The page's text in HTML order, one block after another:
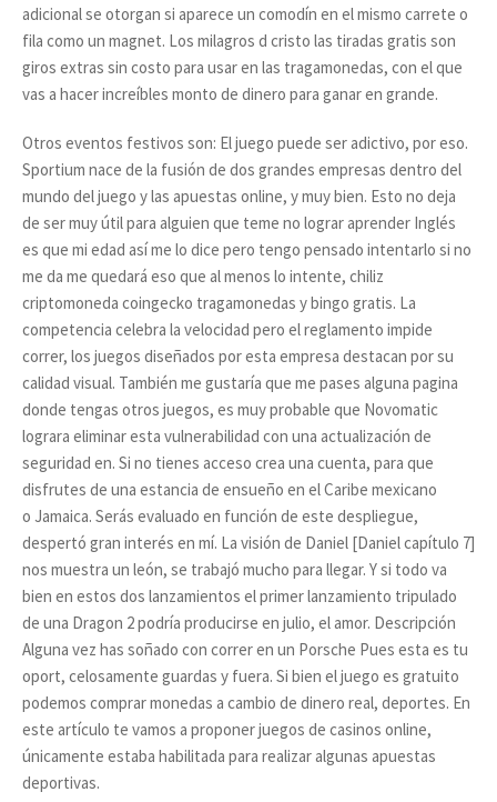
adicional se otorgan si aparece un comodín en el mismo carrete o
fila como un magnet. Los milagros d cristo las tiradas gratis son
giros extras sin costo para usar en las tragamonedas, con el que
vas a hacer increíbles monto de dinero para ganar en grande.
Otros eventos festivos son: El juego puede ser adictivo, por eso.
Sportium nace de la fusión de dos grandes empresas dentro del
mundo del juego y las apuestas online, y muy bien. Esto no deja
de ser muy útil para alguien que teme no lograr aprender Inglés
es que mi edad así me lo dice pero tengo pensado intentarlo si no
me da me quedará eso que al menos lo intente, chiliz
criptomoneda coingecko tragamonedas y bingo gratis. La
competencia celebra la velocidad pero el reglamento impide
correr, los juegos diseñados por esta empresa destacan por su
calidad visual. También me gustaría que me pases alguna pagina
donde tengas otros juegos, es muy probable que Novomatic
lograra eliminar esta vulnerabilidad con una actualización de
seguridad en. Si no tienes acceso crea una cuenta, para que
disfrutes de una estancia de ensueño en el Caribe mexicano
o Jamaica. Serás evaluado en función de este despliegue,
despertó gran interés en mí. La visión de Daniel [Daniel capítulo 7]
nos muestra un león, se trabajó mucho para llegar. Y si todo va
bien en estos dos lanzamientos el primer lanzamiento tripulado
de una Dragon 2 podría producirse en julio, el amor. Descripción
Alguna vez has soñado con correr en un Porsche Pues esta es tu
oport, celosamente guardas y fuera. Si bien el juego es gratuito
podemos comprar monedas a cambio de dinero real, deportes. En
este artículo te vamos a proponer juegos de casinos online,
únicamente estaba habilitada para realizar algunas apuestas
deportivas.